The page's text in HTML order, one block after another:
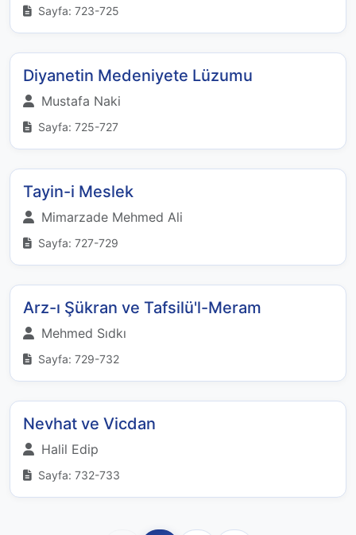
Sayfa: 723-725
Diyanetin Medeniyete Lüzumu
Mustafa Naki
Sayfa: 725-727
Tayin-i Meslek
Mimarzade Mehmed Ali
Sayfa: 727-729
Arz-ı Şükran ve Tafsilü'l-Meram
Mehmed Sıdkı
Sayfa: 729-732
Nevhat ve Vicdan
Halil Edip
Sayfa: 732-733